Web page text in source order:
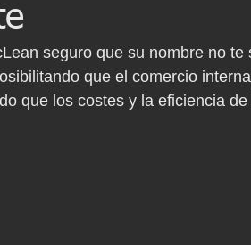
seguro que su nombre no
que el comercio
que los costes y la eficiencia